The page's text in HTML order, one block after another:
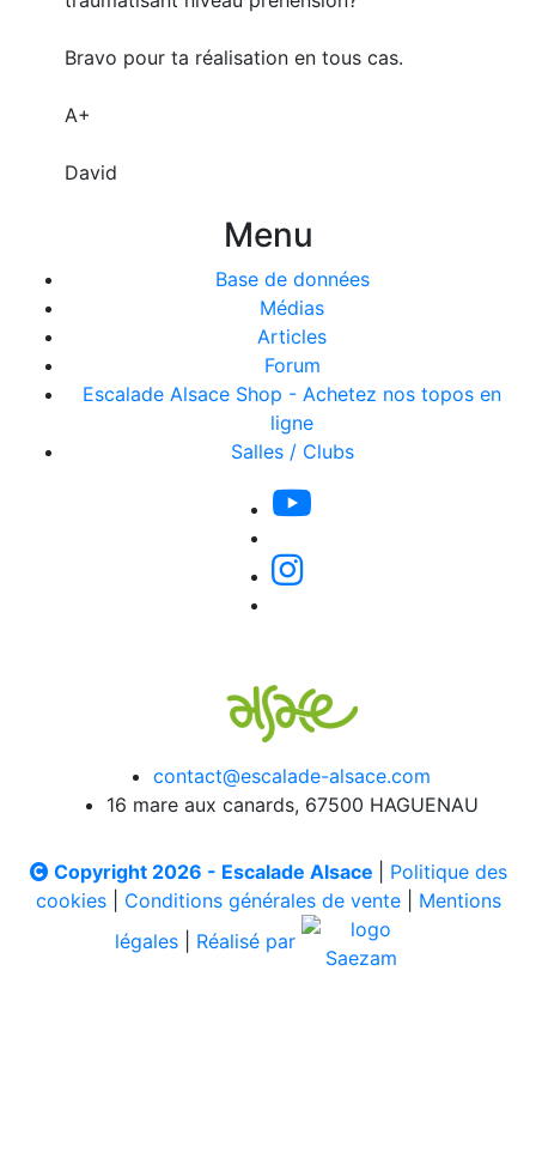
Bravo pour ta réalisation en tous cas.
A+
David
Menu
Base de données
Médias
Articles
Forum
Escalade Alsace Shop - Achetez nos topos en
ligne
Salles / Clubs
contact@escalade-alsace.com
16 mare aux canards, 67500 HAGUENAU
Copyright 2026 - Escalade Alsace
Politique des
cookies| Conditions générales de vente| Mentions
légales
Réalisé par